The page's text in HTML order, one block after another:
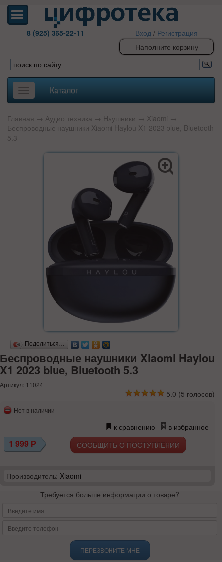
8 (925) 365-22-11 Вход / Регистрация
Наполните корзину
Toggle
navigation
Каталог
Главная → Аудио техника → Наушники → Xiaomi →
Беспроводные наушники Xiaomi Haylou X1 2023 blue, Bluetooth
5.3
Поделиться…
Беспроводные наушники Xiaomi Haylou
X1 2023 blue, Bluetooth 5.3
Артикул: 11024
5.0 (5 голосов)
Нет в наличии
к сравнению в избранное
1 999 Р СООБЩИТЬ О ПОСТУПЛЕНИИ
Производитель: Xiaomi
Требуется больше информации о товаре?
ПЕРЕЗВОНИТЕ МНЕ